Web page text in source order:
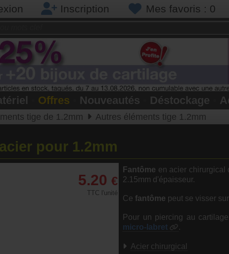
Inscription Mes favoris : 0
Offres Nouveautés Déstockage
tige de 1.2mm Autres éléments tige 1.2mm
pour 1.2mm
5.20 €
TTC l'unité
Fantôme en acier chirurgical
2.15mm d'épaisseur.
Ce fantôme peut se visser
Pour un piercing au
micro-labret
.
Acier chirurgical